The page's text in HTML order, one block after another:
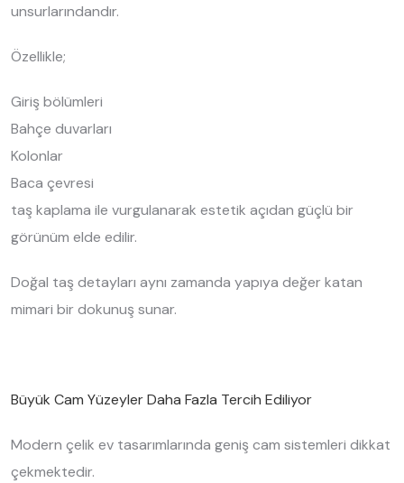
unsurlarındandır.
Özellikle;
Giriş bölümleri
Bahçe duvarları
Kolonlar
Baca çevresi
taş kaplama ile vurgulanarak estetik açıdan güçlü bir
görünüm elde edilir.
Doğal taş detayları aynı zamanda yapıya değer katan
mimari bir dokunuş sunar.
Büyük Cam Yüzeyler Daha Fazla Tercih Ediliyor
Modern çelik ev tasarımlarında geniş cam sistemleri dikkat
çekmektedir.